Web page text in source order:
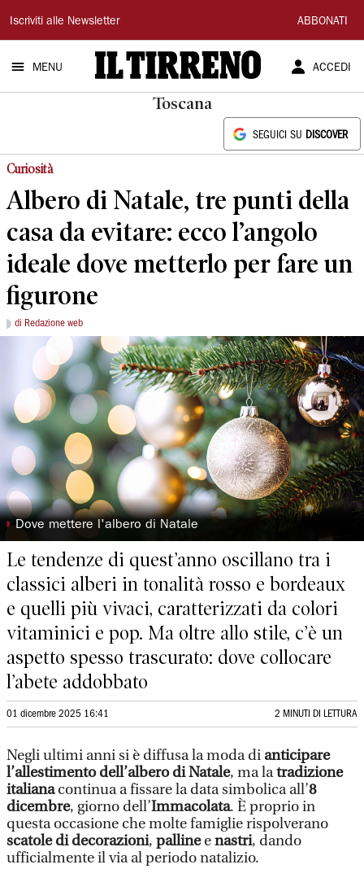
Il
Tirreno
Iscriviti alle Newsletter ABBONATI
MENU ACCEDI
Toscana
SEGUICI SU DISCOVER
Curiosità
Albero di Natale, tre punti della
casa da evitare: ecco l’angolo
ideale dove metterlo per fare un
figurone
di Redazione web
◗ Dove mettere l'albero di Natale
Le tendenze di quest’anno oscillano tra i
classici alberi in tonalità rosso e bordeaux
e quelli più vivaci, caratterizzati da colori
vitaminici e pop. Ma oltre allo stile, c’è un
aspetto spesso trascurato: dove collocare
l’abete addobbato
01 dicembre 2025 16:41 2 MINUTI DI LETTURA
Negli ultimi anni si è diffusa la moda di anticipare
l’allestimento dell’albero di Natale, ma latradizione
italianacontinua a fissare la data simbolica all’8
dicembre, giorno dell’Immacolata. È proprio in
questa occasione che molte famiglie rispolverano
scatole di decorazioni, pallineenastri, dando
ufficialmente il via al periodo natalizio.